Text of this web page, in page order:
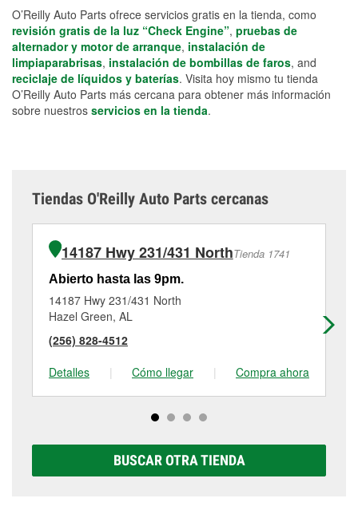
O’Reilly Auto Parts ofrece servicios gratis en la tienda, como
revisión gratis de la luz “Check Engine”, pruebas de
alternador y motor de arranque, instalación de
limpiaparabrisas, instalación de bombillas de faros, and
reciclaje de líquidos y baterías. Visita hoy mismo tu tienda
O’Reilly Auto Parts más cercana para obtener más información
sobre nuestros servicios en la tienda.
Tiendas O'Reilly Auto Parts cercanas
14187 Hwy 231/431 NorthTienda 1741
Abierto hasta las 9pm.
14187 Hwy 231/431 North
Hazel Green, AL
(256) 828-4512
Detalles
| Cómo llegar | Compra ahora
BUSCAR OTRA TIENDA